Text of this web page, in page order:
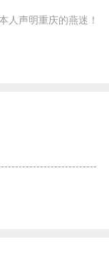
人声明重庆的燕迷！